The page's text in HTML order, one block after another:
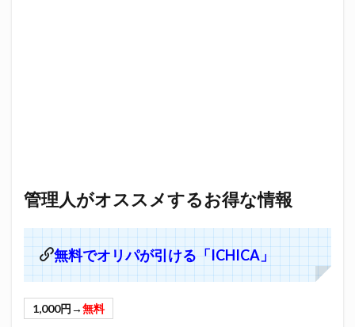
管理人がオススメするお得な情報
無料でオリパが引ける「ICHICA」
1,000円→無料